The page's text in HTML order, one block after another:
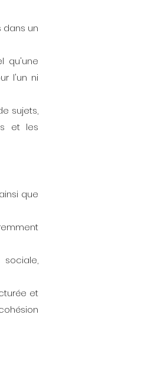
un
qu'une
l'un ni
sujets,
et les
que
et